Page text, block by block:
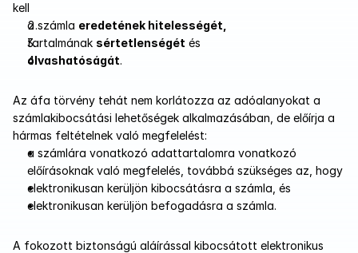
kell
a számla eredetének hitelességét,
tartalmának sértetlenségét és
olvashatóságát.
Az áfa törvény tehát nem korlátozza az adóalanyokat a
számlakibocsátási lehetőségek alkalmazásában, de előírja a
hármas feltételnek való megfelelést:
a számlára vonatkozó adattartalomra vonatkozó
előírásoknak való megfelelés, továbbá szükséges az, hogy
elektronikusan kerüljön kibocsátásra a számla, és
elektronikusan kerüljön befogadásra a számla.
A fokozott biztonságú aláírással kibocsátott elektronikus